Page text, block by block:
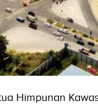
Himpunan